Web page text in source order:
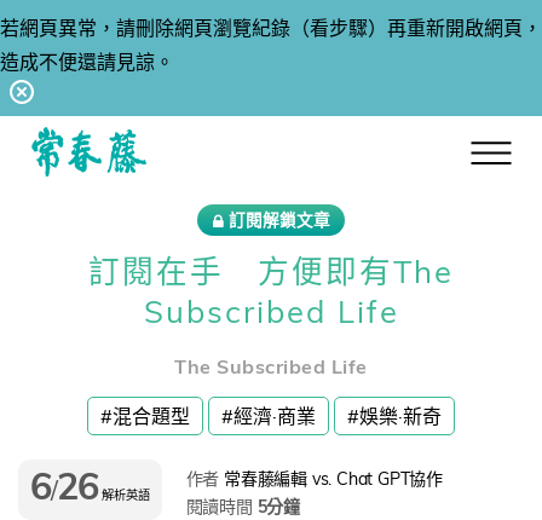
若網頁異常，請刪除網頁瀏覽紀錄（看步驟）再重新開啟網頁，
造成不便還請見諒。
訂閱解鎖文章
訂閱在手 方便即有The
Subscribed Life
The Subscribed Life
#混合題型 #經濟·商業 #娛樂·新奇
6/26 解析英語
作者 常春藤編輯 vs. Chat GPT協作
閱讀時間 5分鐘